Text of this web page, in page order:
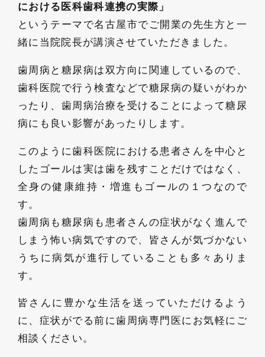
における医科歯科連携の実際」
というテーマで名古屋市でご開業の先生方と一
緒に当院院長が講演させていただきました。
歯周病と糖尿病は双方向に関連しているので、
歯科医院で行う検査などで糖尿病の疑いがわか
ったり、歯周病治療を受けることによって糖尿
病にも良い影響があったりします。
このように歯科医院における患者さんを中心と
したゴールは実は歯を残すことだけではなく、
全身の健康維持・増進もゴールの１つなので
す。
歯周病も糖尿病も患者さんの症状がなく進んで
しまう怖い病気ですので、皆さんが気づかない
うちに病気が進行していることも多々ありま
す。
皆さんに豊かな生活を送っていただけるよう
に、症状がでる前に歯周病専門医にお気軽にご
相談ください。